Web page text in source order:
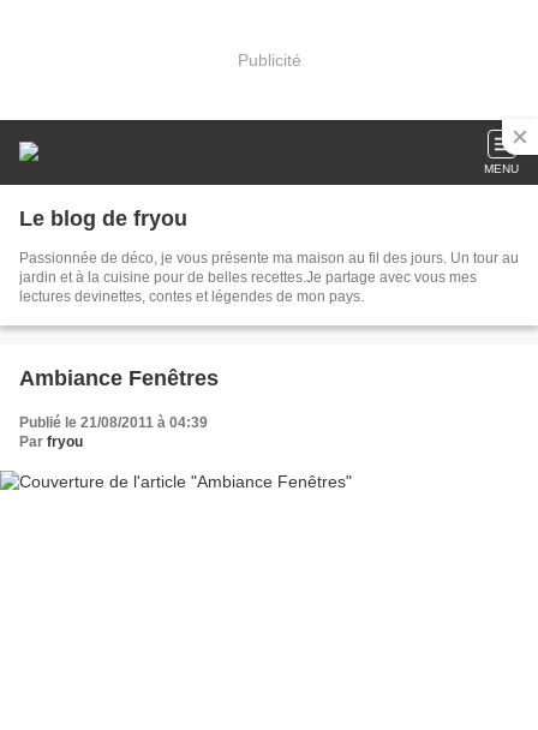
Publicité
MENU
Le blog de fryou
Passionnée de déco, je vous présente ma maison au fil des jours. Un tour au
jardin et à la cuisine pour de belles recettes.Je partage avec vous mes
lectures devinettes, contes et légendes de mon pays.
Ambiance Fenêtres
Publié le 21/08/2011 à 04:39
Par fryou